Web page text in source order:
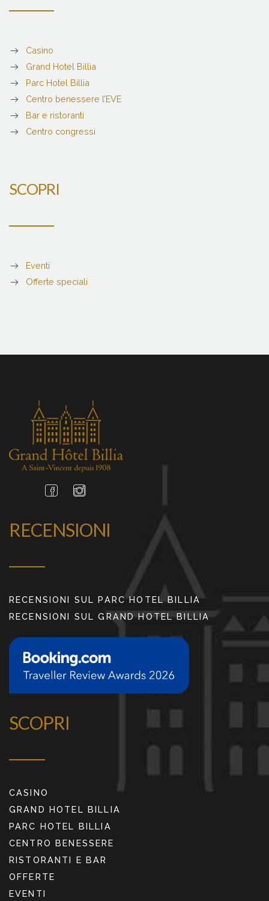
Casino
Grand Hotel Billia
Parc Hotel Billia
Centro benessere l’EVE
Bar e ristoranti
Centro congressi
SCOPRI
Eventi
Offerte speciali
RECENSIONI
RECENSIONI SUL PARC HOTEL BILLIA
RECENSIONI SUL GRAND HOTEL BILLIA
SCOPRI
CASINO
GRAND HOTEL BILLIA
PARC HOTEL BILLIA
CENTRO BENESSERE
RISTORANTI E BAR
OFFERTE
EVENTI